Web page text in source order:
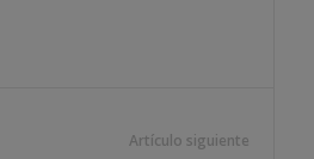
Artículo siguiente